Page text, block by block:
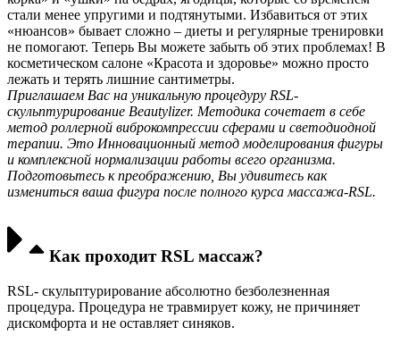
стали менее упругими и подтянутыми. Избавиться от этих
«нюансов» бывает сложно – диеты и регулярные тренировки
не помогают. Теперь Вы можете забыть об этих проблемах! В
косметическом салоне «Красота и здоровье» можно просто
лежать и терять лишние сантиметры.
Приглашаем Вас на уникальную процедуру RSL-
скульптурирование Beautylizer. Методика сочетает в себе
метод роллерной виброкомпрессии сферами и светодиодной
терапии. Это Инновационный метод моделирования фигуры
и комплексной нормализации работы всего организма.
Подготовьтесь к преображению, Вы удивитесь как
измениться ваша фигура после полного курса массажа-RSL.
Как проходит RSL массаж?
RSL- скульптурирование абсолютно безболезненная
процедура. Процедура не травмирует кожу, не причиняет
дискомфорта и не оставляет синяков.